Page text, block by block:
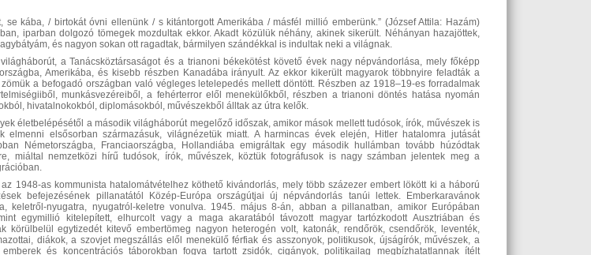
se kába, / birtokát óvni ellenünk / s kitántorgott Amerikába / másfél millió emberünk.” (József Attila: Hazám)
iparban dolgozó tömegek mozdultak ekkor. Akadt közülük néhány, akinek sikerült. Néhányan hazajöttek,
és nagyon sokan ott ragadtak, bármilyen szándékkal is indultak neki a világnak.
a Tanácsköztársaságot és a trianoni békekötést követő évek nagy népvándorlása, mely főképp
Amerikába, és kisebb részben Kanadába irányult. Az ekkor kikerült magyarok többnyire feladták a
a befogadó országban való végleges letelepedés mellett döntött. Részben az 1918–19-es forradalmak
munkásvezéreiből, a fehérterror elől menekülőkből, részben a trianoni döntés hatása nyomán
hivatalnokokból, diplomásokból, művészekből álltak az útra kelők.
életbelépésétől a második világháborút megelőző időszak, amikor mások mellett tudósok, írók, művészek is
elmenni elsősorban származásuk, világnézetük miatt. A harmincas évek elején, Hitler hatalomra jutását
Németországba, Franciaországba, Hollandiába emigráltak egy második hullámban tovább húzódtak
miáltal nemzetközi hírű tudósok, írók, művészek, köztük fotográfusok is nagy számban jelentek meg a
1948-as kommunista hatalomátvételhez köthető kivándorlás, mely több százezer embert lökött ki a háború
befejezésének pillanatától Közép-Európa országútjai új népvándorlás tanúi lettek. Emberkaravánok
keletről-nyugatra, nyugatról-keletre vonulva. 1945. május 8-án, abban a pillanatban, amikor Európában
egymillió kitelepített, elhurcolt vagy a maga akaratából távozott magyar tartózkodott Ausztriában és
körülbelül egytizedét kitevő embertömeg nagyon heterogén volt, katonák, rendőrök, csendőrök, leventék,
diákok, a szovjet megszállás elől menekülő férfiak és asszonyok, politikusok, újságírók, művészek, a
és koncentrációs táborokban fogva tartott zsidók, cigányok, politikailag megbízhatatlannak ítélt